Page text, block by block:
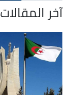
آخر المقالات